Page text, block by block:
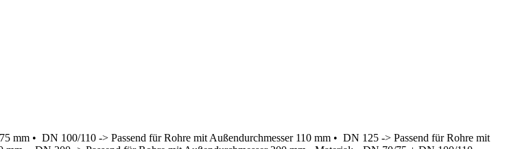
• DN 100/110 -> Passend für Rohre mit Außendurchmesser 110 mm • DN 125 -> Passend für Rohre mit